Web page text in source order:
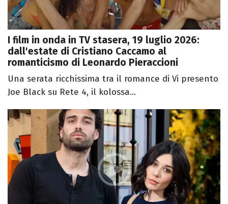
I film in onda in TV stasera, 19 luglio 2026:
dall'estate di Cristiano Caccamo al
romanticismo di Leonardo Pieraccioni
Una serata ricchissima tra il romance di Vi presento
Joe Black su Rete 4, il kolossa...